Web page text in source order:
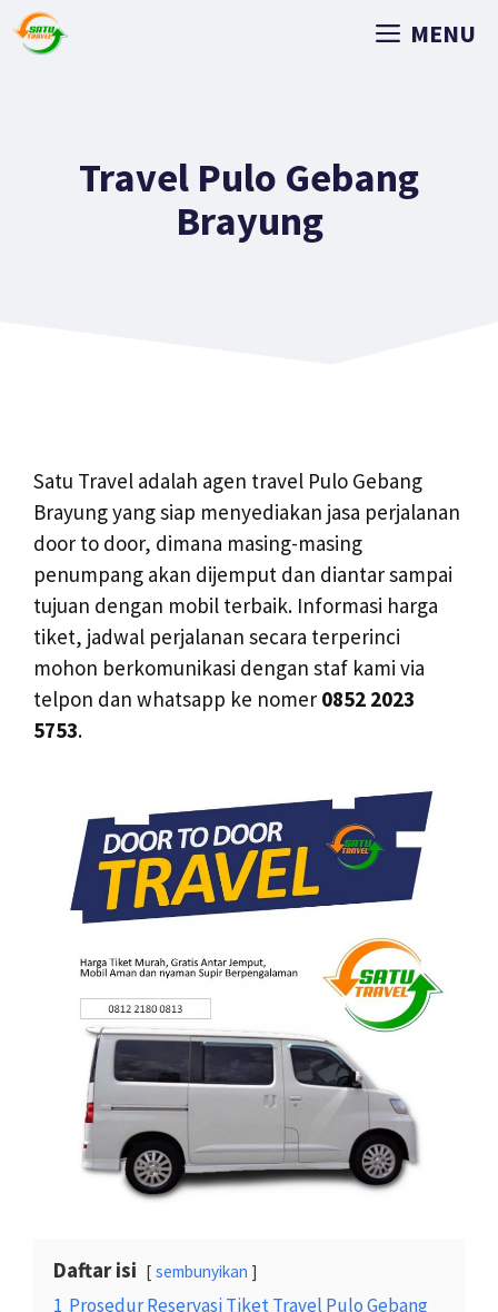
MENU
Travel Pulo Gebang
Brayung
Satu Travel adalah agen travel Pulo Gebang
Brayung yang siap menyediakan jasa perjalanan
door to door, dimana masing-masing
penumpang akan dijemput dan diantar sampai
tujuan dengan mobil terbaik. Informasi harga
tiket, jadwal perjalanan secara terperinci
mohon berkomunikasi dengan staf kami via
telpon dan whatsapp ke nomer 0852 2023
5753.
Daftar isi sembunyikan
1 Prosedur Reservasi Tiket Travel Pulo Gebang